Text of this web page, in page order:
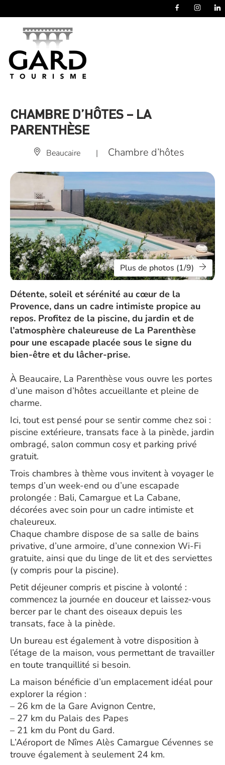
CHAMBRE D’HÔTES – LA
PARENTHÈSE
Beaucaire | Chambre d’hôtes
Plus de photos (1/9)
Détente, soleil et sérénité au cœur de la
Provence, dans un cadre intimiste propice au
repos. Profitez de la piscine, du jardin et de
l’atmosphère chaleureuse de La Parenthèse
pour une escapade placée sous le signe du
bien-être et du lâcher-prise.
À Beaucaire, La Parenthèse vous ouvre les portes
d’une maison d’hôtes accueillante et pleine de
charme.
Ici, tout est pensé pour se sentir comme chez soi :
piscine extérieure, transats face à la pinède, jardin
ombragé, salon commun cosy et parking privé
gratuit.
Trois chambres à thème vous invitent à voyager le
temps d’un week-end ou d’une escapade
prolongée : Bali, Camargue et La Cabane,
décorées avec soin pour un cadre intimiste et
chaleureux.
Chaque chambre dispose de sa salle de bains
privative, d’une armoire, d’une connexion Wi-Fi
gratuite, ainsi que du linge de lit et des serviettes
(y compris pour la piscine).
Petit déjeuner compris et piscine à volonté :
commencez la journée en douceur et laissez-vous
bercer par le chant des oiseaux depuis les
transats, face à la pinède.
Un bureau est également à votre disposition à
l’étage de la maison, vous permettant de travailler
en toute tranquillité si besoin.
La maison bénéficie d’un emplacement idéal pour
explorer la région :
– 26 km de la Gare Avignon Centre,
– 27 km du Palais des Papes
– 21 km du Pont du Gard.
L’Aéroport de Nîmes Alès Camargue Cévennes se
trouve également à seulement 24 km.